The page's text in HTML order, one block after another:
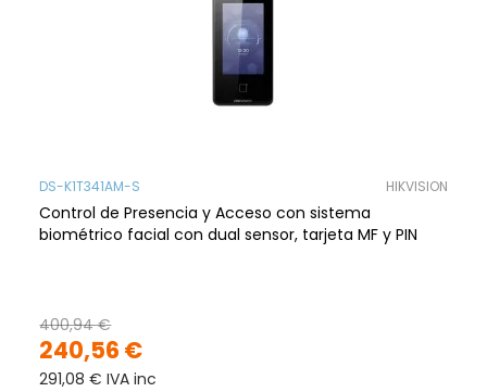
DS-K1T341AM-S HIKVISION
Control de Presencia y Acceso con sistema
biométrico facial con dual sensor, tarjeta MF y PIN
240,56 €
400,94 €
291,08 € IVA inc